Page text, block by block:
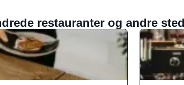
restauranter og andre